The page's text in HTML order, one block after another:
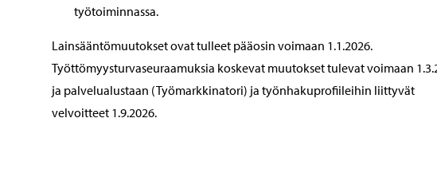
työtoiminnassa.
Lainsääntömuutokset ovat tulleet pääosin voimaan 1.1.2026.
Työttömyysturvaseuraamuksia koskevat muutokset tulevat voimaan
ja palvelualustaan (Työmarkkinatori) ja työnhakuprofiileihin liittyvät
velvoitteet 1.9.2026.